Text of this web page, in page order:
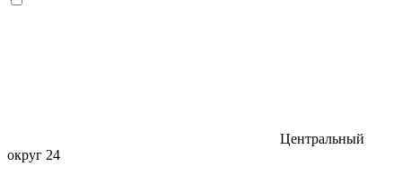
Центральный
округ 24